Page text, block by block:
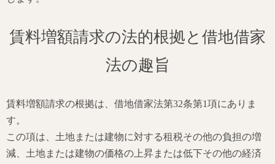
賃料増額請求の法的根拠と借地借家
法の趣旨
賃料増額請求の根拠は、借地借家法第32条第1項にありま
す。
この項は、土地または建物に対する租税その他の負担の増
減、土地または建物の価格の上昇または低下その他の経済